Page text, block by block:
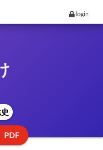
login
PDF